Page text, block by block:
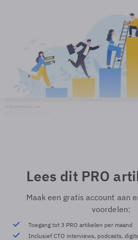
Lees dit PRO
Maak een gratis account aan
voordelen:
Toegang tot 3 PRO artikelen per maand
Inclusief CTO interviews, podcasts,